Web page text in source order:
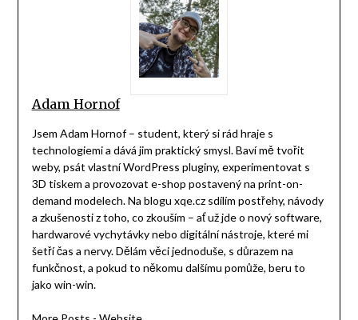
Adam Hornof
Jsem Adam Hornof – student, který si rád hraje s
technologiemi a dává jim praktický smysl. Baví mě tvořit
weby, psát vlastní WordPress pluginy, experimentovat s
3D tiskem a provozovat e-shop postavený na print-on-
demand modelech. Na blogu xqe.cz sdílím postřehy, návody
a zkušenosti z toho, co zkouším – ať už jde o nový software,
hardwarové vychytávky nebo digitální nástroje, které mi
šetří čas a nervy. Dělám věci jednoduše, s důrazem na
funkčnost, a pokud to někomu dalšímu pomůže, beru to
jako win-win.